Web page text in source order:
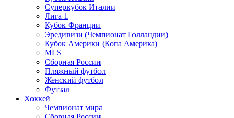
Суперкубок Италии
Лига 1
Кубок Франции
Эредивизи (Чемпионат Голландии)
Кубок Америки (Копа Америка)
MLS
Сборная России
Пляжный футбол
Женский футбол
Футзал
Хоккей
Чемпионат мира